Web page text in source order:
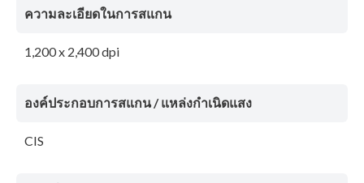
ความละเอียดในการสแกน
1,200 x 2,400 dpi
องค์ประกอบการสแกน / แหล่งกําเนิดแสง
CIS